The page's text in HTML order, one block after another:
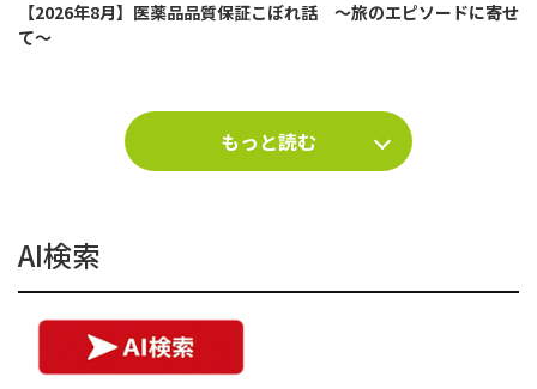
【2026年8月】医薬品品質保証こぼれ話 ～旅のエピソードに寄せ
て～
もっと読む
AI検索